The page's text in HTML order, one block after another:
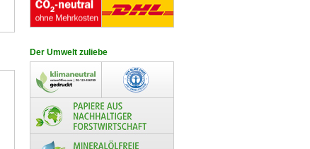
Der Umwelt zuliebe